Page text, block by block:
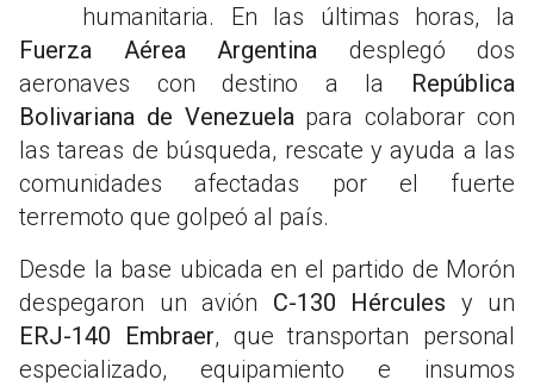
humanitaria. En las últimas horas, la
Fuerza Aérea Argentina desplegó dos
aeronaves con destino a la República
Bolivariana de Venezuela para colaborar con
las tareas de búsqueda, rescate y ayuda a las
comunidades afectadas por el fuerte
terremoto que golpeó al país.
Desde la base ubicada en el partido de Morón
despegaron un avión C-130 Hércules y un
ERJ-140 Embraer, que transportan personal
especializado, equipamiento e insumos